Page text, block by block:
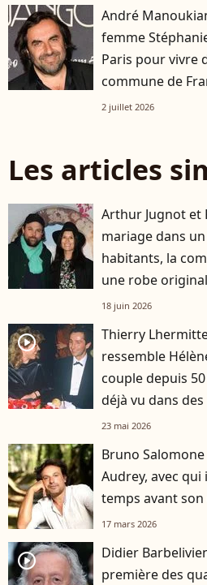
André
femme
Paris pour vivre
commune de
2 juillet 2026
Les articles
Arthur Jugnot et
mariage dans
habitants, la
une robe
française
18 juin 2026
player2
Thierry
ressemble
couple depuis
déjà vu dans
23 mai 2026
Bruno
Audrey, avec
temps avant son
17 mars 2026
player2
Didier
première des